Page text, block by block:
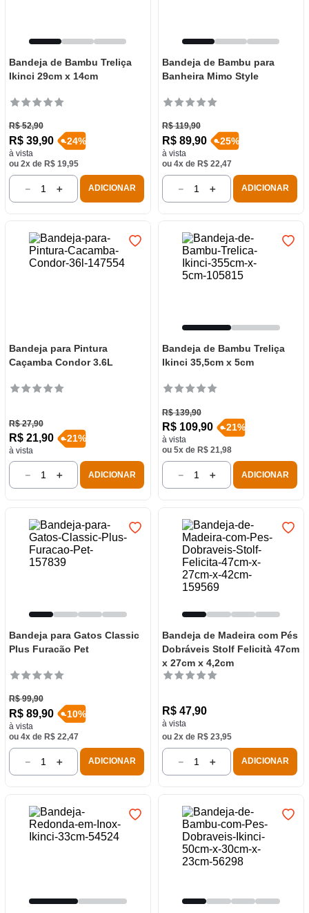
Bandeja de Bambu Treliça
Ikinci 29cm x 14cm
R$ 52,90
R$ 39,90
à vista
-24%
ou 2x de R$ 19,95
＋
－ ADICIONAR
Bandeja de Bambu para
Banheira Mimo Style
R$ 119,90
R$ 89,90
à vista
-25%
ou 4x de R$ 22,47
＋
－ ADICIONAR
Bandeja para Pintura
Caçamba Condor 3.6L
R$ 27,90
R$ 21,90
à vista
-21%
＋
－ ADICIONAR
Bandeja de Bambu Treliça
Ikinci 35,5cm x 5cm
R$ 139,90
R$ 109,90
à vista
-21%
ou 5x de R$ 21,98
＋
－ ADICIONAR
Bandeja para Gatos Classic
Plus Furacão Pet
R$ 99,90
R$ 89,90
à vista
-10%
ou 4x de R$ 22,47
＋
－ ADICIONAR
Bandeja de Madeira com Pés
Dobráveis Stolf Felicità 47cm
x 27cm x 4,2cm
R$ 47,90
à vista
ou 2x de R$ 23,95
＋
－ ADICIONAR